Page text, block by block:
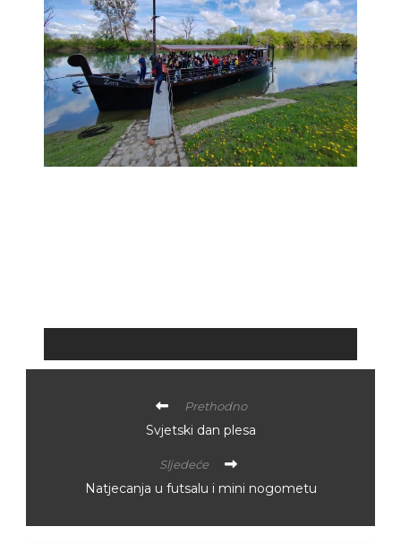
Prethodno
Svjetski dan plesa
Sljedeće
Natjecanja u futsalu i mini nogometu